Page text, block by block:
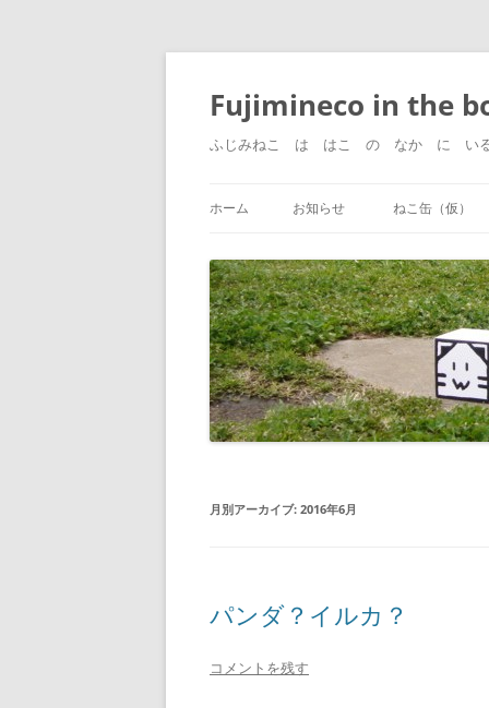
コ
ン
ツ
へ
ス
Fujimineco in the
ふじみねこ は はこ の なか に い
ホーム お知らせ ねこ缶（仮）
月別アーカイブ: 2016年6月
パンダ？イルカ？
コメントを残す